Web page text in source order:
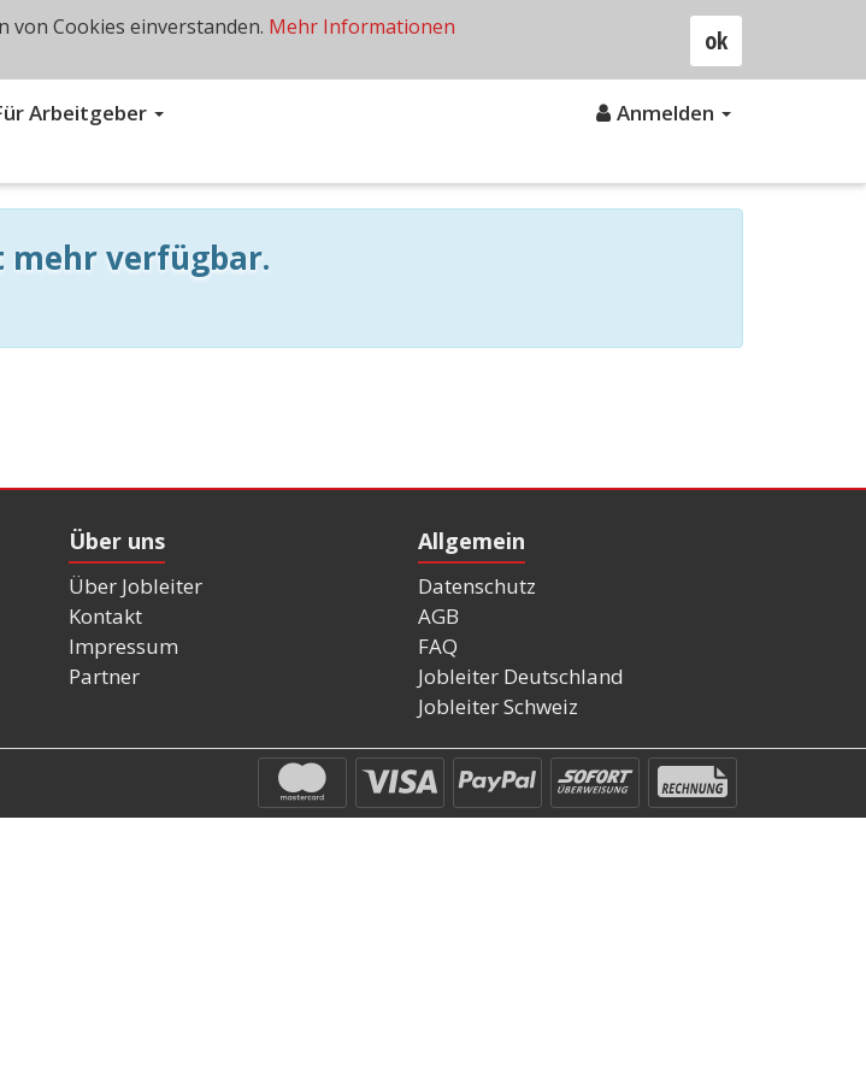
Arbeitgeber Anmelden
mehr verfügbar.
Über uns
Über Jobleiter
Kontakt
Impressum
Partner
Allgemein
Datenschutz
AGB
FAQ
Jobleiter Deutschland
Jobleiter Schweiz
ok
von Cookies einverstanden. Mehr Informationen